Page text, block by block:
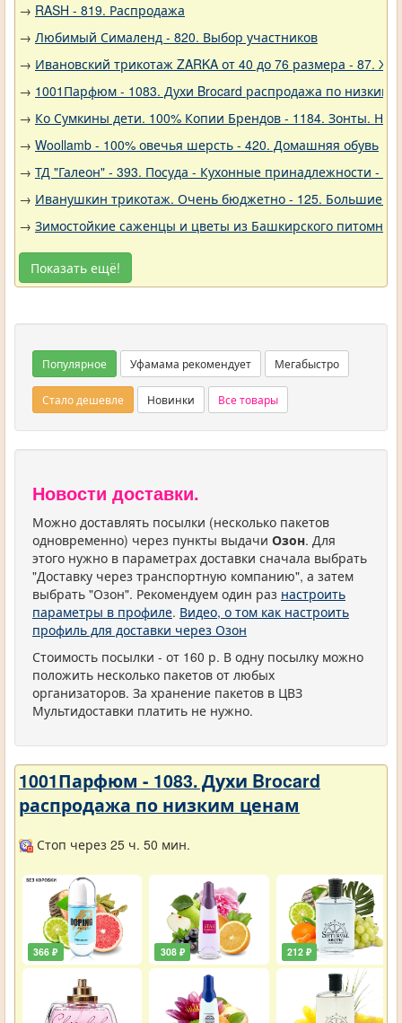
→ RASH - 819. Распродажа
→ Любимый Сималенд - 820. Выбор участников
→ Ивановский трикотаж ZARKA от 40 до 76 размера - 87.
→ 1001Парфюм - 1083. Духи Brocard распродажа по низким
→ Ко Сумкины дети. 100% Копии Брендов - 1184. Зонты.
→ Woollamb - 100% овечья шерсть - 420. Домашняя обувь
→ ТД "Галеон" - 393. Посуда - Кухонные принадлежности -
→ Иванушкин трикотаж. Очень бюджетно - 125. Большие
→ Зимостойкие саженцы и цветы из Башкирского
Показать ещё!
Популярное Уфамама рекомендует Мегабыстро
Стало дешевле Новинки Все товары
Новости доставки.
Можно доставлять посылки (несколько пакетов
одновременно) через пункты выдачи Озон. Для
этого нужно в параметрах доставки сначала выбрать
"Доставку через транспортную компанию", а затем
выбрать "Озон". Рекомендуем один раз настроить
параметры в профиле. Видео, о том как настроить
профиль для доставки через Озон
Стоимость посылки - от 160 р. В одну посылку можно
положить несколько пакетов от любых
организаторов. За хранение пакетов в ЦВЗ
Мультидоставки платить не нужно.
1001Парфюм - 1083. Духи Brocard
распродажа по низким ценам
Стоп через 25 ч. 50 мин.
366 ₽ 308 ₽ 212 ₽